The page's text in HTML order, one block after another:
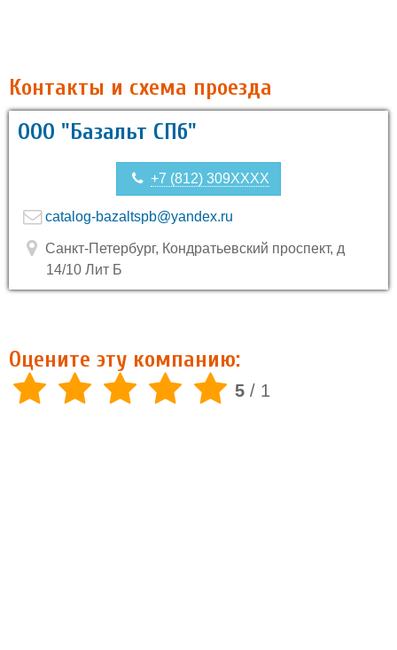
Контакты и схема проезда
ООО "Базальт СПб"
+7 (812) 309XXXX
catalog-bazaltspb@yandex.ru
Санкт-Петербург, Кондратьевский проспект, д
14/10 Лит Б
Оцените эту компанию:
5 / 1